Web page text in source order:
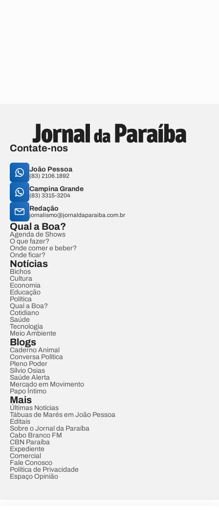
Contate-nos
João Pessoa
(83) 2106.1892
Campina Grande
(83) 3315-3204
Redação
jornalismo@jornaldaparaiba.com.br
Qual a Boa?
Agenda de Shows
O que fazer?
Onde comer e beber?
Onde ficar?
Notícias
Bichos
Cultura
Economia
Educação
Política
Qual a Boa?
Cotidiano
Saúde
Tecnologia
Meio Ambiente
Blogs
Caderno Animal
Conversa Política
Pleno Poder
Sílvio Osias
Saúde Alerta
Mercado em Movimento
Papo Íntimo
Mais
Últimas Notícias
Tábuas de Marés em João Pessoa
Editais
Sobre o Jornal da Paraíba
Cabo Branco FM
CBN Paraíba
Expediente
Comercial
Fale Conosco
Política de Privacidade
Espaço Opinião